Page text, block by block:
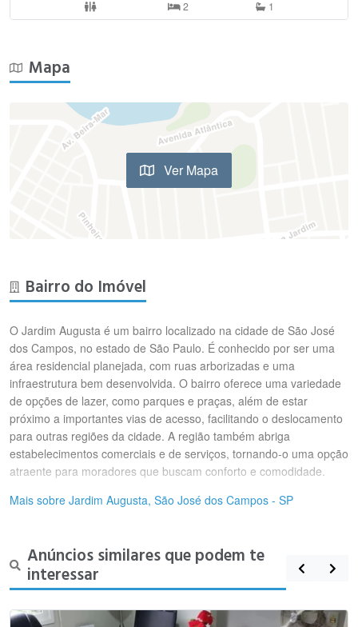
2 1
Mapa
Ver Mapa
Bairro do Imóvel
O Jardim Augusta é um bairro localizado na cidade de São José
dos Campos, no estado de São Paulo. É conhecido por ser uma
área residencial planejada, com ruas arborizadas e uma
infraestrutura bem desenvolvida. O bairro oferece uma variedade
de opções de lazer, como parques e praças, além de estar
próximo a importantes vias de acesso, facilitando o deslocamento
para outras regiões da cidade. A região também abriga
estabelecimentos comerciais e de serviços, tornando-o uma opção
atraente para moradores que buscam conforto e comodidade.
Mais sobre Jardim Augusta, São José dos Campos - SP
Anúncios similares que podem te
interessar